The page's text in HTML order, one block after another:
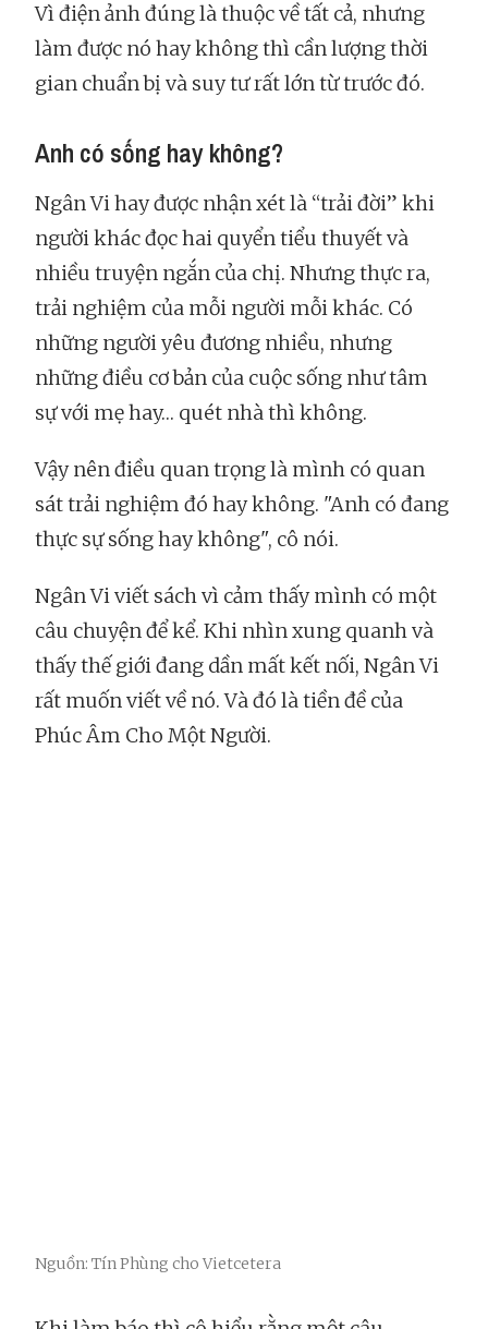
Vì điện ảnh đúng là thuộc về tất cả, nhưng
làm được nó hay không thì cần lượng thời
gian chuẩn bị và suy tư rất lớn từ trước đó.
Anh có sống hay không?
Ngân Vi hay được nhận xét là “trải đời” khi
người khác đọc hai quyển tiểu thuyết và
nhiều truyện ngắn của chị. Nhưng thực ra,
trải nghiệm của mỗi người mỗi khác. Có
những người yêu đương nhiều, nhưng
những điều cơ bản của cuộc sống như tâm
sự với mẹ hay… quét nhà thì không.
Vậy nên điều quan trọng là mình có quan
sát trải nghiệm đó hay không. "Anh có đang
thực sự sống hay không", cô nói.
Ngân Vi viết sách vì cảm thấy mình có một
câu chuyện để kể. Khi nhìn xung quanh và
thấy thế giới đang dần mất kết nối, Ngân Vi
rất muốn viết về nó. Và đó là tiền đề của
Phúc Âm Cho Một Người.
Nguồn: Tín Phùng cho Vietcetera